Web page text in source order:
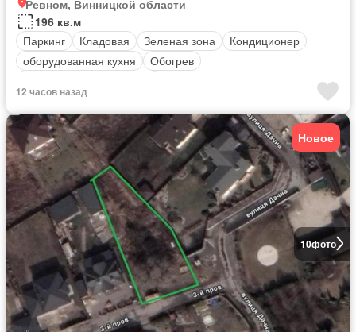
Ревном, Винницкой области
196 кв.м
Паркинг
Кладовая Зеленая зона
Кондиционер
оборудованная кухня
Обогрев
12 часов назад
10фото
Новое